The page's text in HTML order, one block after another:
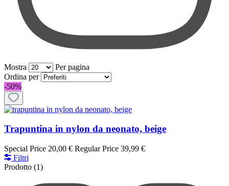
Mostra
Per pagina
per pagina
Ordina per
-50%
Trapuntina in nylon da neonato, beige
Special Price 20,00 € Regular Price 39,99 €
Filtri
Prodotto (1)